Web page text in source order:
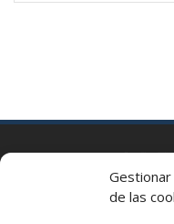
de las
Via Augusta